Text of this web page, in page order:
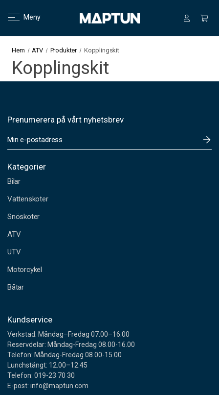
Meny
Hem ATV Produkter Kopplingskit
Kopplingskit
Prenumerera på vårt nyhetsbrev
-
o
t
a
r
s
s
Kategorier
Bilar
Vattenskoter
Snöskoter
ATV
UTV
Motorcykel
Båtar
Kundservice
Verkstad: Måndag–Fredag 07.00–16.00
Reservdelar: Måndag-Fredag 08.00-16.00
Telefon: Måndag-Fredag 08.00-15.00
Lunchstängt: 12.00–12.45
Telefon: 019-23 70 30
E-post: info@maptun.com